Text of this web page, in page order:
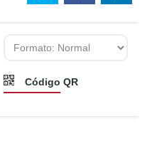
Código QR